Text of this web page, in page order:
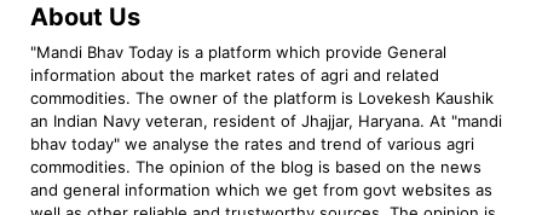
About Us
"Mandi Bhav Today is a platform which provide General
information about the market rates of agri and related
commodities. The owner of the platform is Lovekesh Kaushik
an Indian Navy veteran, resident of Jhajjar, Haryana. At "mandi
bhav today" we analyse the rates and trend of various agri
commodities. The opinion of the blog is based on the news
and general information which we get from govt websites as